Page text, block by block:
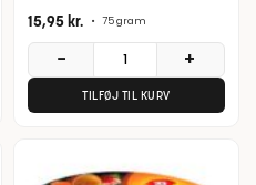
15,95kr. • 75 gram
− +
TILFØJ TIL KURV